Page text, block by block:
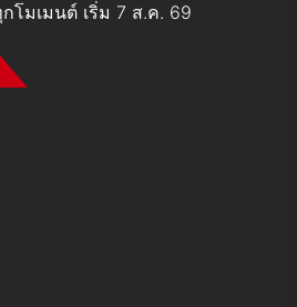
โมเมนต์ เริ่ม 7 ส.ค. 69